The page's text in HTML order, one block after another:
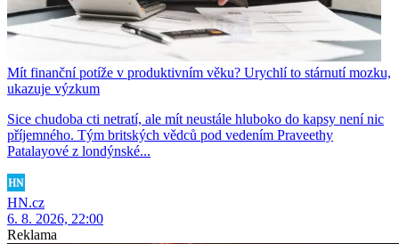
Mít finanční potíže v produktivním věku? Urychlí to stárnutí mozku,
ukazuje výzkum
Sice chudoba cti netratí, ale mít neustále hluboko do kapsy není nic
příjemného. Tým britských vědců pod vedením Praveethy
Patalayové z londýnské...
HN.cz
6. 8. 2026, 22:00
Reklama